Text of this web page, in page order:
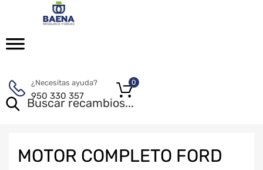
¿Necesitas ayuda?
950 330 357
0
MOTOR COMPLETO FORD